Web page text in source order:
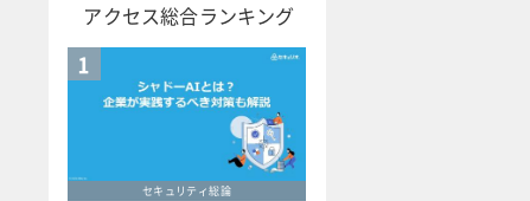
アクセス総合ランキング
1
セキュリティ総論